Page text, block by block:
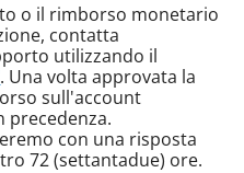
o il rimborso monetario
contatta
utilizzando il
. Una volta approvata la
sull'account
precedenza.
con una risposta
72 (settantadue) ore.